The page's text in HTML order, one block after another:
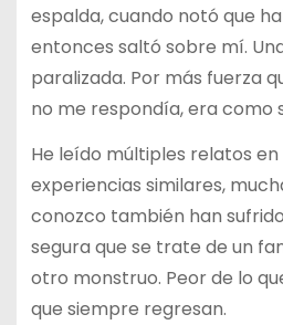
espalda, cuando notó que
entonces saltó sobre mí.
paralizada. Por más fuerza
no me respondía, era como
He leído múltiples relatos
experiencias similares,
conozco también han
segura que se trate de un
otro monstruo. Peor de lo
que siempre regresan.